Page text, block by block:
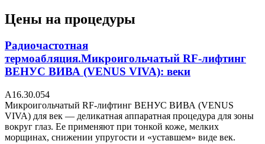
Цены на процедуры
Радиочастотная
термоабляция.Микроигольчатый RF-лифтинг
ВЕНУС ВИВА (VENUS VIVA): веки
А16.30.054
Микроигольчатый RF-лифтинг ВЕНУС ВИВА (VENUS
VIVA) для век — деликатная аппаратная процедура для зоны
вокруг глаз. Ее применяют при тонкой коже, мелких
морщинах, снижении упругости и «уставшем» виде век.